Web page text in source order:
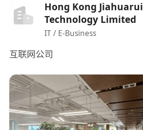
Hong Kong Jiahuarui
Technology Limited
IT / E-Business
互联网公司